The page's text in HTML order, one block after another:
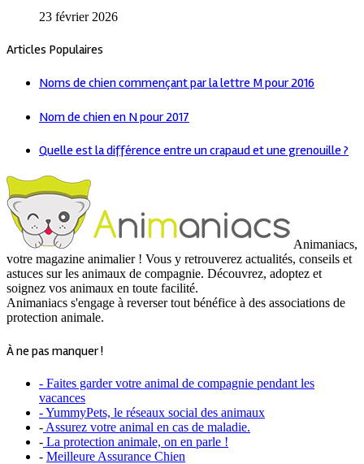
23 février 2026
Articles Populaires
Noms de chien commençant par la lettre M pour 2016
Nom de chien en N pour 2017
Quelle est la différence entre un crapaud et une grenouille ?
Animaniacs,
votre magazine animalier ! Vous y retrouverez actualités, conseils et
astuces sur les animaux de compagnie. Découvrez, adoptez et
soignez vos animaux en toute facilité.
Animaniacs s'engage à reverser tout bénéfice à des associations de
protection animale.
À ne pas manquer !
- Faites garder votre animal de compagnie pendant les
vacances
- YummyPets, le réseaux social des animaux
- Assurez votre animal en cas de maladie.
- La protection animale, on en parle !
- Meilleure Assurance Chien